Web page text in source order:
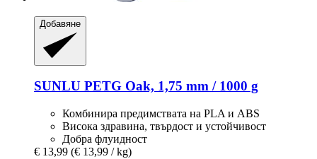
Добавяне
SUNLU PETG Oak, 1,75 mm / 1000 g
Комбинира предимствата на PLA и ABS
Висока здравина, твърдост и устойчивост
Добра флуидност
€ 13,99 (€ 13,99 / kg)